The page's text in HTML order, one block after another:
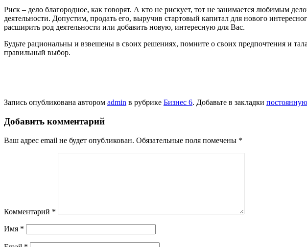
Риск – дело благородное, как говорят. А кто не рискует, тот не занимается любимым
деятельности. Допустим, продать его, выручив стартовый капитал для нового
расширить род деятельности или добавить новую, интересную для Вас.
Будьте рациональны и взвешены в своих решениях, помните о своих предпочтения и
правильный выбор.
Запись опубликована автором admin в рубрике Бизнес 6. Добавьте в закладки
Добавить комментарий
Ваш адрес email не будет опубликован. Обязательные поля помечены *
Комментарий *
Имя *